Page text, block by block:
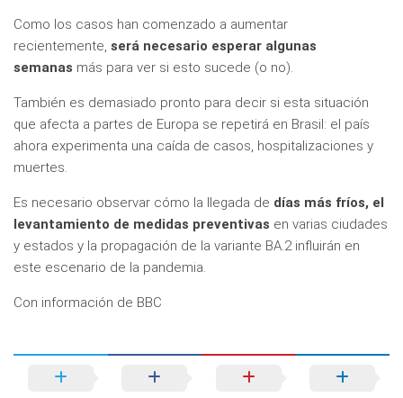
Como los casos han comenzado a aumentar
recientemente, será necesario esperar algunas
semanas más para ver si esto sucede (o no).
También es demasiado pronto para decir si esta situación
que afecta a partes de Europa se repetirá en Brasil: el país
ahora experimenta una caída de casos, hospitalizaciones y
muertes.
Es necesario observar cómo la llegada de días más fríos, el
levantamiento de medidas preventivas en varias ciudades
y estados y la propagación de la variante BA.2 influirán en
este escenario de la pandemia.
Con información de BBC